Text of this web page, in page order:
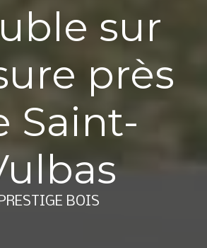
sur
près
Saint-
PRESTIGE BOIS